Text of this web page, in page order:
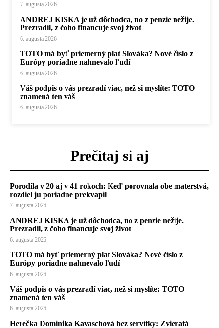
7. augusta 2026
ANDREJ KISKA je už dôchodca, no z penzie nežije.
Prezradil, z čoho financuje svoj život
6. augusta 2026
TOTO má byť priemerný plat Slováka? Nové číslo z
Európy poriadne nahnevalo ľudí
6. augusta 2026
Váš podpis o vás prezradí viac, než si myslíte: TOTO
znamená ten váš
6. augusta 2026
Prečítaj si aj
Porodila v 20 aj v 41 rokoch: Keď porovnala obe materstvá,
rozdiel ju poriadne prekvapil
7. augusta 2026
ANDREJ KISKA je už dôchodca, no z penzie nežije.
Prezradil, z čoho financuje svoj život
6. augusta 2026
TOTO má byť priemerný plat Slováka? Nové číslo z
Európy poriadne nahnevalo ľudí
6. augusta 2026
Váš podpis o vás prezradí viac, než si myslíte: TOTO
znamená ten váš
6. augusta 2026
Herečka Dominika Kavaschová bez servítky: Zvieratá